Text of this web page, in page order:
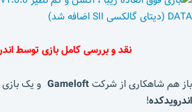
نقد و بررسی کامل بازی توسط
باز هم شاهکاری از شرکتGameloft و یک بازی
اندرویدکده!